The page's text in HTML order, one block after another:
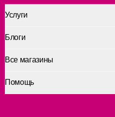
Услуги
Помощь
Блоги
Все магазины